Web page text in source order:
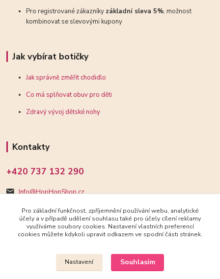
Pro registrované zákazníky základní sleva 5%, možnost
kombinovat se slevovými kupony
Jak vybírat botičky
Jak správně změřit chodidlo
Co má splňovat obuv pro děti
Zdravý vývoj dětské nohy
Kontakty
+420 737 132 290
Info@HopHopShop.cz
Upravit sběr cookies.
Pro základní funkčnost, zpříjemnění používání webu, analytické
účely a v případě udělení souhlasu také pro účely cílení reklamy
využíváme soubory cookies. Nastavení vlastních preferencí
cookies můžete kdykoli upravit odkazem ve spodní části stránek.
Nastavení Souhlasím